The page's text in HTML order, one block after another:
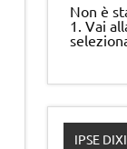
Non è
1. Vai
IPSE